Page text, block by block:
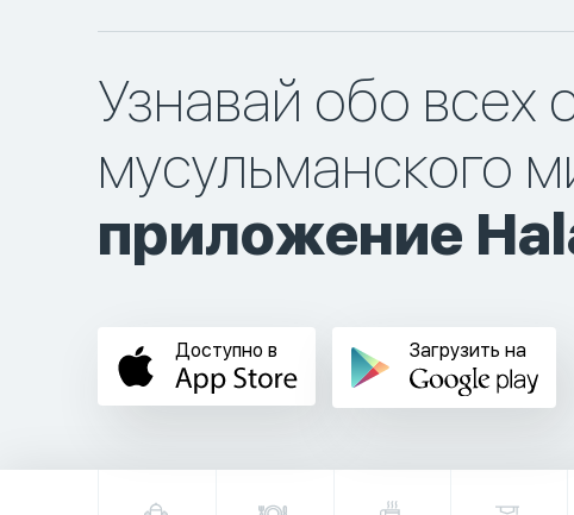
Узнавай обо всех
мусульманского
приложение
Доступно в Загрузить на